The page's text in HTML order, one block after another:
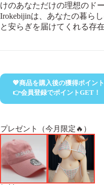
けのあなただけの理想のド
Irokebijinは、あなたの暮ら
と安らぎを届けてくれる存在
💖商品を購入後の獲得ポイント
👉会員登録でポイントGET！
プレゼント（今月限定🔥）